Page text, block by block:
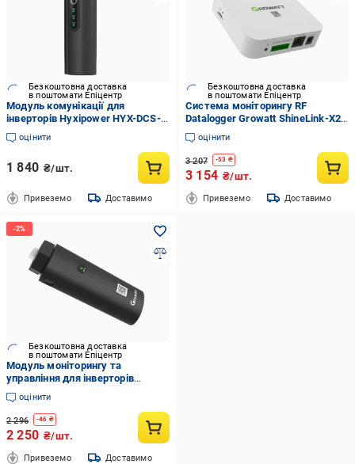
Безкоштовна доставка
в поштомати Епіцентр
Модуль комунікації для
інверторів Hyxipower HYX-DCS-
WL Wifi Dongle
оцінити
1 840 ₴/шт.
Привеземо Доставимо
Безкоштовна доставка
в поштомати Епіцентр
Система моніторингу RF
Datalogger Growatt ShineLink-X2
до 12 інверторів до 120 метрів
IP20 (GSHINELINK-X2)
оцінити
3 207 -53 ₴
3 154 ₴/шт.
Привеземо Доставимо
Безкоштовна доставка
в поштомати Епіцентр
Модуль моніторингу та
управління для інверторів
Growatt Shine WiFi-X з
підтримкою Wi-Fi 4G та LAN-
з'єднань (0bc9aad1)
оцінити
2 296 -46 ₴
2 250 ₴/шт.
Привеземо Доставимо